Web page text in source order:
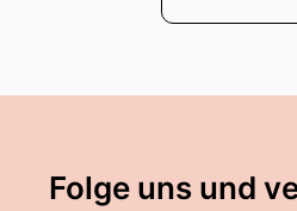
Folge uns und